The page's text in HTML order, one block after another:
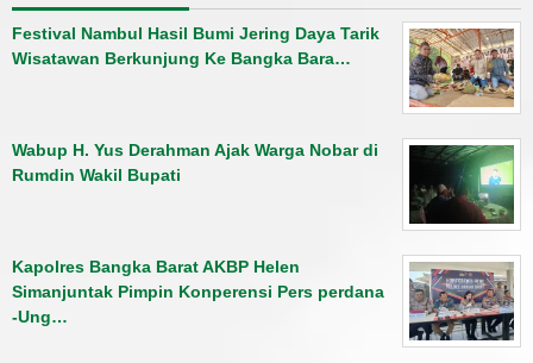
Festival Nambul Hasil Bumi Jering Daya Tarik
Wisatawan Berkunjung Ke Bangka Bara…
Wabup H. Yus Derahman Ajak Warga Nobar di
Rumdin Wakil Bupati
Kapolres Bangka Barat AKBP Helen
Simanjuntak Pimpin Konperensi Pers perdana
-Ung…